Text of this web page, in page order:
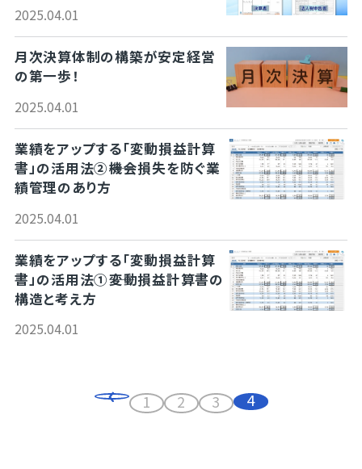
2025.04.01
月次決算体制の構築が安定経営
の第一歩！
2025.04.01
業績をアップする「変動損益計算
書」の活用法②――機会損失を防ぐ業
績管理のあり方
2025.04.01
業績をアップする「変動損益計算
書」の活用法①――変動損益計算書の
構造と考え方
2025.04.01
1 2 3 4